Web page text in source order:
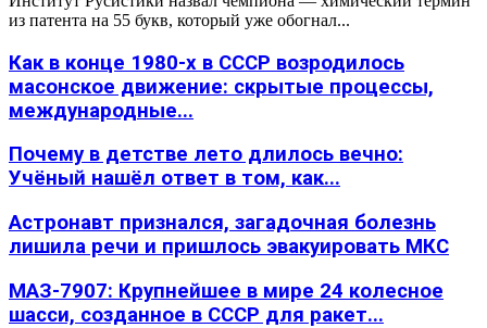
из патента на 55 букв, который уже обогнал...
Как в конце 1980-х в СССР возродилось
масонское движение: скрытые процессы,
международные...
Почему в детстве лето длилось вечно:
Учёный нашёл ответ в том, как...
Астронавт признался, загадочная болезнь
лишила речи и пришлось эвакуировать МКС
МАЗ-7907: Крупнейшее в мире 24 колесное
шасси, созданное в СССР для ракет...